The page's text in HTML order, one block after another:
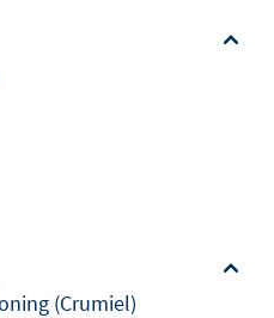
(Crumiel)